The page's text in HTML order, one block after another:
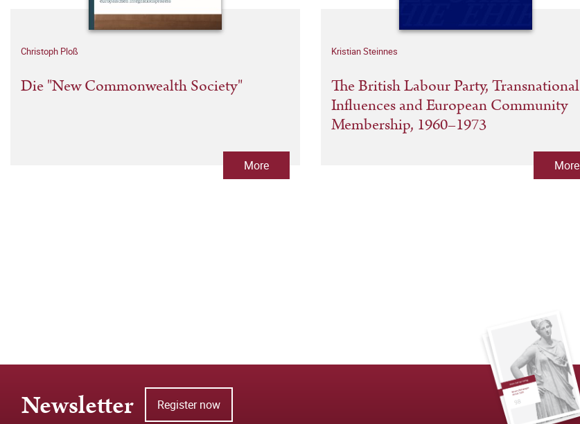
Christoph Ploß
Die "New Commonwealth Society"
More
Kristian Steinnes
The British Labour Party, Transnational
Influences and European Community
Membership, 1960–1973
More
Newsletter Register now